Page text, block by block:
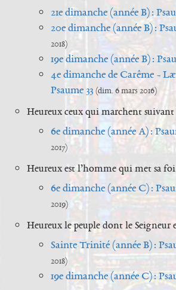
21e dimanche (année B) :
20e dimanche (année B) :
2018)
19e dimanche (année B) :
4e dimanche de Carême -
Psaume 33 (dim. 6 mars 2016)
Heureux ceux qui marchent
6e dimanche (année A) :
2017)
Heureux est l’homme qui met sa
6e dimanche (année C) :
2019)
Heureux le peuple dont le Seigneur
Sainte Trinité (année B) :
2018)
19e dimanche (année C) :